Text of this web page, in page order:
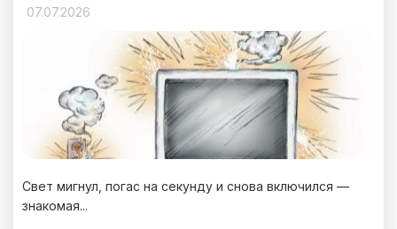
07.07.2026
Свет мигнул, погас на секунду и снова включился —
знакомая...